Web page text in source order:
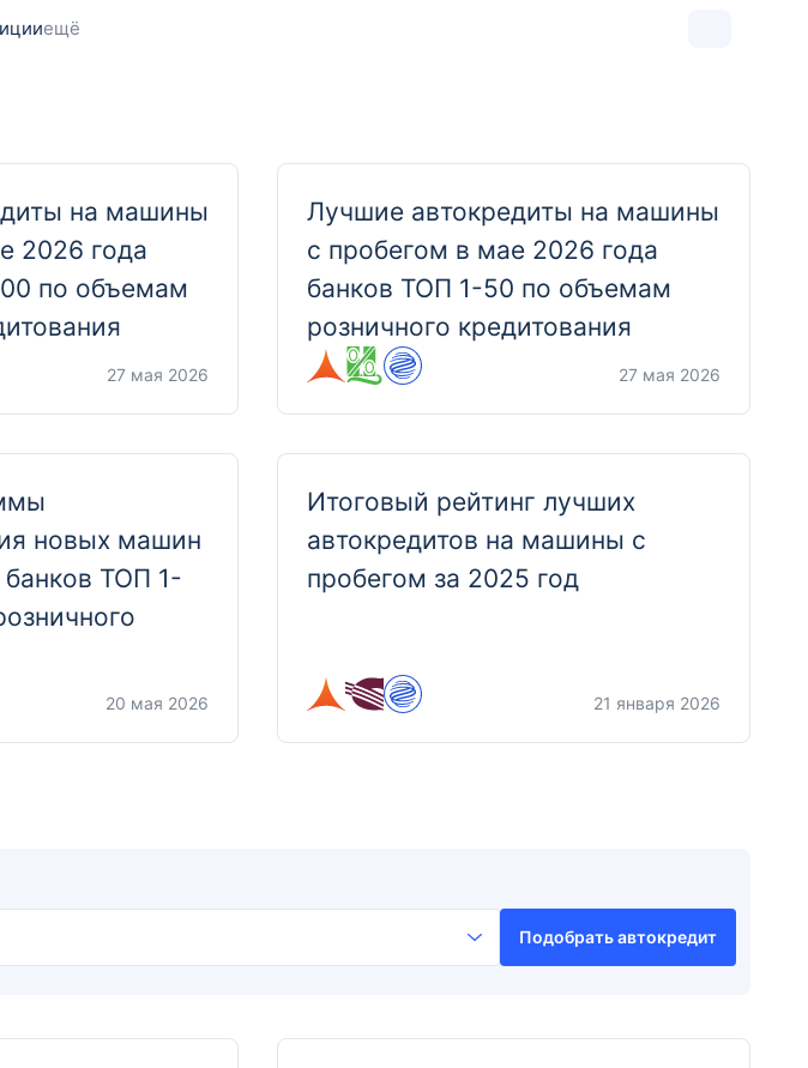
ещё
на машины
2026 года
по объемам
27 мая 2026
Лучшие автокредиты на машины
с пробегом в мае 2026 года
банков ТОП 1-50 по объемам
розничного кредитования
27 мая 2026
новых машин
ТОП 1-
20 мая 2026
Итоговый рейтинг лучших
автокредитов на машины с
пробегом за 2025 год
21 января 2026
Подобрать автокредит